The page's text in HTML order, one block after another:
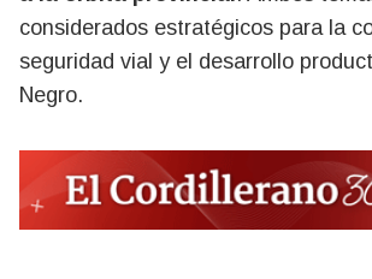
considerados estratégicos para la
seguridad vial y el desarrollo
Negro.